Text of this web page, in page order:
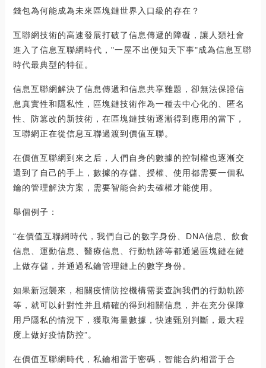
錢包為何能成為未來區塊鏈世界入口級的存在？
互聯網技術的高速發展打破了信息傳遞的障礙，讓人類社會
進入了信息互聯網時代，"一屋不出便知天下事"成為信息互聯
時代最典型的特征。
信息互聯網解決了信息傳遞和信息共享難題，卻無法保證信
息真實性和隱私性，區塊鏈技術作為一種去中心化的、匿名
性、防篡改的新技術，在區塊鏈技術逐漸得到應用的當下，
互聯網正在從信息互聯過渡到價值互聯。
在價值互聯網到來之后，人們自身的數據的控制權也逐漸交
還到了自己的手上，數據的存儲、授權、使用都需要一個私
鑰的管理解決方案，需要智能合約去確權才能使用。
舉個例子：
“在價值互聯網時代，我們自己的數字身份、DNA信息、飲食
信息、運動信息、醫療信息、行動軌跡等都通過區塊鏈在鏈
上做存儲，并通過私鑰管理鏈上的數字身份。
如果新冠襲來，相關疫情防控機構需要查詢我們的行動軌跡
等，就可以針對性并且精確的得到相關信息，并在充分保障
用戶隱私的情況下，獲取海量數據，快速甄別判斷，最大程
度上做好疫情防控”。
在價值互聯網時代，私鑰相當于密碼，智能合約相當于合